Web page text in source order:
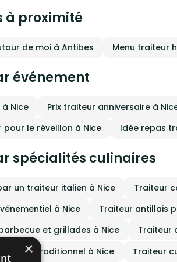
pensée pour s’adapter à
attentes et à
à proximité
de moi à Antibes Menu traiteur
événement
Nice Prix traiteur anniversaire à
pour le réveillon à Nice
Idée repas
spécialités culinaires
un traiteur italien à Nice Traiteur
à Nice
Traiteur antillais
et grillades à Nice
Traiteur
traditionnel à Nice
Traiteur
×